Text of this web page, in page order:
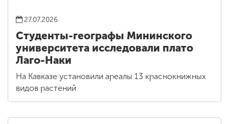
27.07.2026
Студенты-географы Мининского
университета исследовали плато
Лаго-Наки
На Кавказе установили ареалы 13 краснокнижных
видов растений